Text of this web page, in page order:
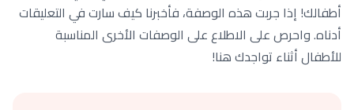
أطفالك! إذا جربت هذه الوصفة، فأخبرنا كيف سارت في التعليقات
أدناه. واحرص على الاطلاع على الوصفات الأخرى المناسبة
للأطفال أثناء تواجدك هنا!